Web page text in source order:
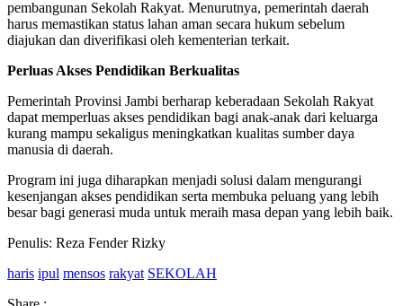
pembangunan Sekolah Rakyat. Menurutnya, pemerintah daerah
harus memastikan status lahan aman secara hukum sebelum
diajukan dan diverifikasi oleh kementerian terkait.
Perluas Akses Pendidikan Berkualitas
Pemerintah Provinsi Jambi berharap keberadaan Sekolah Rakyat
dapat memperluas akses pendidikan bagi anak-anak dari keluarga
kurang mampu sekaligus meningkatkan kualitas sumber daya
manusia di daerah.
Program ini juga diharapkan menjadi solusi dalam mengurangi
kesenjangan akses pendidikan serta membuka peluang yang lebih
besar bagi generasi muda untuk meraih masa depan yang lebih baik.
Penulis: Reza Fender Rizky
haris ipul mensos rakyat SEKOLAH